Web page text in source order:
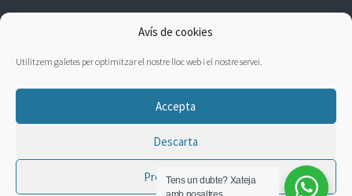
Avís de cookies
Utilitzem galetes per optimitzar el nostre lloc web i el nostre servei.
Accepta
Descarta
Preferències
Tens un dubte? Xateja